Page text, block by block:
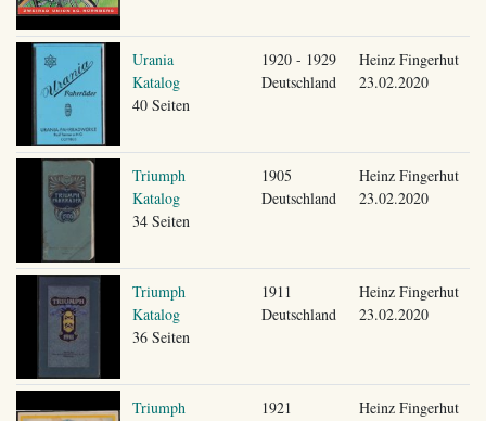
Urania
Katalog
40 Seiten
1920 - 1929
Deutschland
Heinz Fingerhut
23.02.2020
Triumph
Katalog
34 Seiten
1905
Deutschland
Heinz Fingerhut
23.02.2020
Triumph
Katalog
36 Seiten
1911
Deutschland
Heinz Fingerhut
23.02.2020
Triumph
1921
Heinz Fingerhut